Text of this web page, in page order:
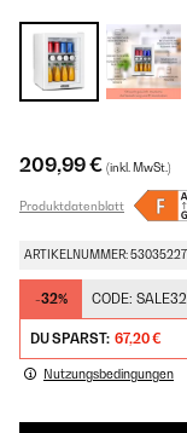
209,99 € (inkl. MwSt.)
Produktdatenblatt
ARTIKELNUMMER: 53035227
-32% CODE:
DU SPARST: 67,20 €
Nutzungsbedingungen